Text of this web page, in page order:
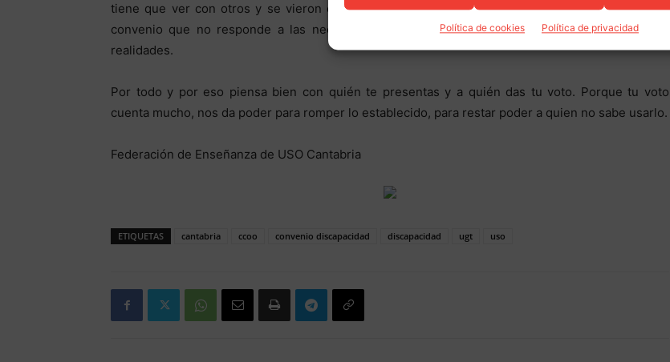
Política de cookies Política de privacidad
tiene que ver con otros y se vieron en la situación de ser englobados por los mismos. En un
convenio que no responde a las necesidades de su variedad tanto de trabajadores como de
realidades.
Por todo y por eso piensa bien con quién te presentas y a quién das tu voto. Porque tu voto
cuenta mucho, nos da poder para romper lo establecido, para restar poder a quien no sabe usarlo.
Federación de Enseñanza de USO Cantabria
ETIQUETAS cantabria ccoo convenio discapacidad discapacidad ugt uso